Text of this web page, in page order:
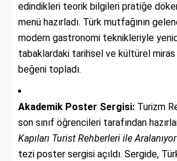
edindikleri teorik bilgileri pratiğe
menü hazırladı. Türk mutfağının
modern gastronomi teknikleriyle
tabaklardaki tarihsel ve kültürel miras
beğeni topladı.
Akademik Poster Sergisi: Turizm
son sınıf öğrencileri tarafından
Kapıları Turist Rehberleri ile
tezi poster sergisi açıldı. Sergide,